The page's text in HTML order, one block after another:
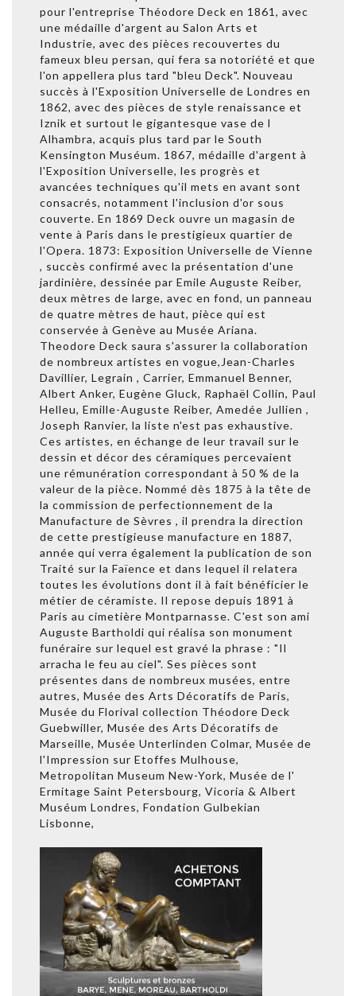
pour l'entreprise Théodore Deck en 1861, avec
une médaille d'argent au Salon Arts et
Industrie, avec des pièces recouvertes du
fameux bleu persan, qui fera sa notoriété et que
l'on appellera plus tard "bleu Deck". Nouveau
succès à l'Exposition Universelle de Londres en
1862, avec des pièces de style renaissance et
Iznik et surtout le gigantesque vase de l
Alhambra, acquis plus tard par le South
Kensington Muséum. 1867, médaille d'argent à
l'Exposition Universelle, les progrès et
avancées techniques qu'il mets en avant sont
consacrés, notamment l'inclusion d'or sous
couverte. En 1869 Deck ouvre un magasin de
vente à Paris dans le prestigieux quartier de
l'Opera. 1873: Exposition Universelle de Vienne
, succès confirmé avec la présentation d'une
jardinière, dessinée par Emile Auguste Reiber,
deux mètres de large, avec en fond, un panneau
de quatre mètres de haut, pièce qui est
conservée à Genève au Musée Ariana.
Theodore Deck saura s'assurer la collaboration
de nombreux artistes en vogue,Jean-Charles
Davillier, Legrain , Carrier, Emmanuel Benner,
Albert Anker, Eugène Gluck, Raphaël Collin, Paul
Helleu, Emille-Auguste Reiber, Amedée Jullien ,
Joseph Ranvier, la liste n'est pas exhaustive.
Ces artistes, en échange de leur travail sur le
dessin et décor des céramiques percevaient
une rémunération correspondant à 50 % de la
valeur de la pièce. Nommé dès 1875 à la tête de
la commission de perfectionnement de la
Manufacture de Sèvres , il prendra la direction
de cette prestigieuse manufacture en 1887,
année qui verra également la publication de son
Traité sur la Faïence et dans lequel il relatera
toutes les évolutions dont il à fait bénéficier le
métier de céramiste. Il repose depuis 1891 à
Paris au cimetière Montparnasse. C'est son ami
Auguste Bartholdi qui réalisa son monument
funéraire sur lequel est gravé la phrase : "Il
arracha le feu au ciel". Ses pièces sont
présentes dans de nombreux musées, entre
autres, Musée des Arts Décoratifs de Paris,
Musée du Florival collection Théodore Deck
Guebwiller, Musée des Arts Décoratifs de
Marseille, Musée Unterlinden Colmar, Musée de
l'Impression sur Etoffes Mulhouse,
Metropolitan Museum New-York, Musée de l'
Ermitage Saint Petersbourg, Vicoria & Albert
Muséum Londres, Fondation Gulbekian
Lisbonne,